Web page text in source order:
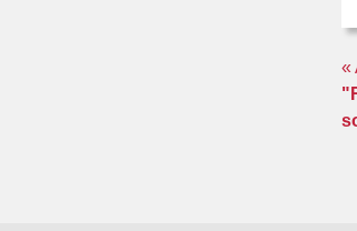
«